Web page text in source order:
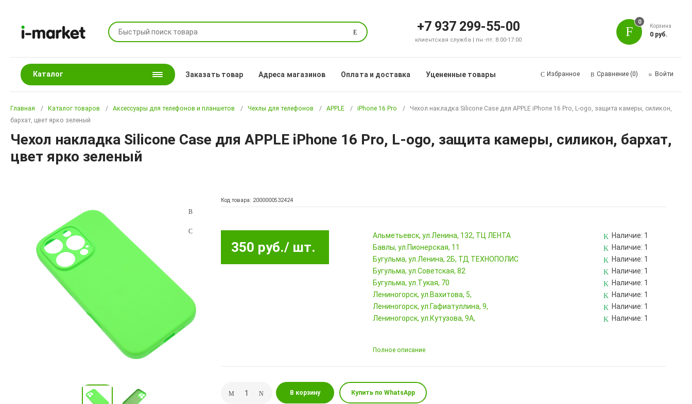
Поиск +7 937 299-55-00
клиентская служба | пн.-пт. 8:00-17:00
0
Корзина
0 руб.
Каталог Заказать товар Адреса магазинов Оплата и доставка Уцененные товары Избранное Сравнение (0) Войти
Главная Каталог товаров Аксессуары для телефонов и планшетов Чехлы для телефонов APPLE iPhone 16 Pro
Чехол накладка Silicone Case для APPLE iPhone 16 Pro, L-ogo, защита камеры, силикон,
бархат, цвет ярко зеленый
Чехол накладка Silicone Case для APPLE iPhone 16 Pro, L-ogo, защита камеры, силикон, бархат,
цвет ярко зеленый
Код товара: 2000000532424
350 руб./ шт.
Альметьевск, ул.Ленина, 132, ТЦ ЛЕНТА Наличие: 1
Бавлы, ул.Пионерская, 11
Наличие: 1
Бугульма, ул.Ленина, 2Б, ТД ТЕХНОПОЛИС
Наличие: 1
Бугульма, ул.Советская, 82
Наличие: 1
Бугульма, ул.Тукая, 70
Наличие: 1
Лениногорск, ул.Вахитова, 5,
Наличие: 1
Лениногорск, ул.Гафиатуллина, 9,
Наличие: 1
Лениногорск, ул.Кутузова, 9А,
Наличие: 1
Полное описание
В корзину Купить по WhatsApp